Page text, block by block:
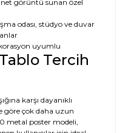
net görüntü sunan özel
odası, stüdyo ve duvar
uyumlu
Tercih
karşı dayanıklı
göre çok daha uzun
metal poster modeli,